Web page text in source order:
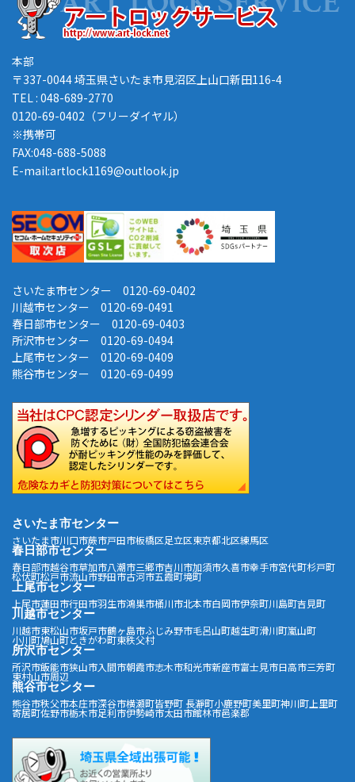
本部
〒337-0044 埼玉県さいたま市見沼区上山口新田116-4
TEL : 048-689-2770
0120-69-0402（フリーダイヤル）
※携帯可
FAX:048-688-5088
E-mail:artlock1169@outlook.jp
さいたま市センター 0120-69-0402
川越市センター 0120-69-0491
春日部市センター 0120-69-0403
所沢市センター 0120-69-0494
上尾市センター 0120-69-0409
熊谷市センター 0120-69-0499
さいたま市センター
さいたま市川口市蕨市戸田市板橋区足立区東京都北区練馬区
春日部市センター
春日部市越谷市草加市八潮市三郷市吉川市加須市久喜市幸手市宮代町杉戸町
松伏町松戸市流山市野田市古河市五霞町境町
上尾市センター
上尾市蓮田市行田市羽生市鴻巣市桶川市北本市白岡市伊奈町川島町吉見町
川越市センター
川越市東松山市坂戸市鶴ヶ島市ふじみ野市毛呂山町越生町滑川町嵐山町
小川町鳩山町ときがわ町東秩父村
所沢市センター
所沢市飯能市狭山市入間市朝霞市志木市和光市新座市富士見市日高市三芳町
東村山市周辺
熊谷市センター
熊谷市秩父市本庄市深谷市横瀬町皆野町 長瀞町小鹿野町美里町神川町上里町
寄居町佐野市栃木市足利市伊勢崎市太田市館林市邑楽郡